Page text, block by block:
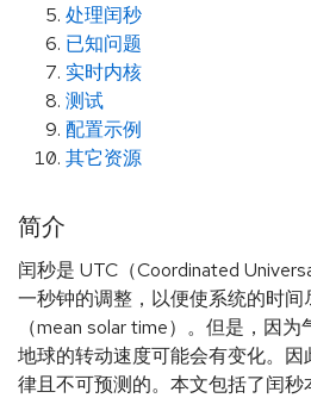
处理闰秒
已知问题
实时内核
测试
配置示例
其它资源
简介
闰秒是 UTC（Coordinated
一秒钟的调整，以便使系统的时
（mean solar time）。但是，因
地球的转动速度可能会有变化。
律且不可预测的。本文包括了闰